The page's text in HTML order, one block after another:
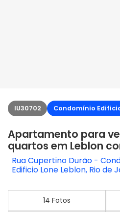
IU30702 Condomínio
Apartamento para
quartos em Leblon
Rua Cupertino Durão -
Edificio Lone Leblon, Rio de
14 Fotos